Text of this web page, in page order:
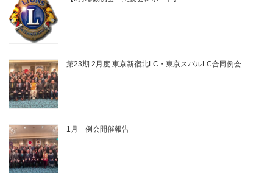
第23期 2月度 東京新宿北LC・東京スバルLC合同例会
1月 例会開催報告